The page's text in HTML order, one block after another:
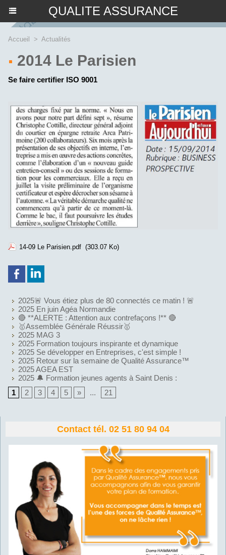
QUALITE ASSURANCE
Contact tél. 02 51 80 94 04
Accueil > Actualités
2014 Le Parisien
Se faire certifier ISO 9001
14-09 Le Parisien.pdf (303.07 Ko)
2025🚨 Vous étiez plus de 80 connectés ce matin ! 🚨
2025 En juin Agéa Normandie
🔴 **ALERTE : Attention aux contrefaçons !** 🔴
🥇Assemblée Générale Réussir🥇
2025 MAG 3
2025 Formation toujours inspirante et dynamique
2025 Se développer en Entreprises, c'est simple !
2025 Retour sur la semaine de Qualité Assurance™
2025 AGEA EST
2025 🔔 Formation jeunes agents à Saint Denis :
1
2 3 4 5 » ... 21